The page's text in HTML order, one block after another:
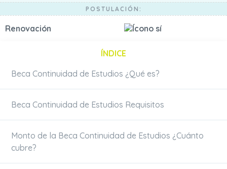
POSTULACIÓN:
Renovación
ÍNDICE
Beca Continuidad de Estudios ¿Qué es?
Beca Continuidad de Estudios Requisitos
Monto de la Beca Continuidad de Estudios ¿Cuánto
cubre?